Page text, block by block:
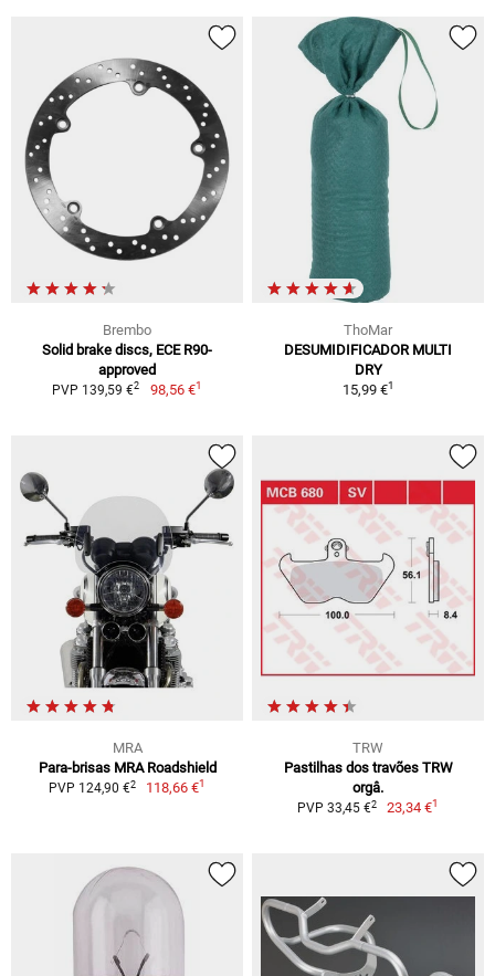
Brembo
Solid brake discs, ECE R90-
approved
PVP 139,59 €2 98,56 €1
ThoMar
DESUMIDIFICADOR MULTI
DRY
15,99 €1
MRA
Para-brisas MRA Roadshield
PVP 124,90 €2 118,66 €1
TRW
Pastilhas dos travões TRW
orgâ.
PVP 33,45 €2 23,34 €1